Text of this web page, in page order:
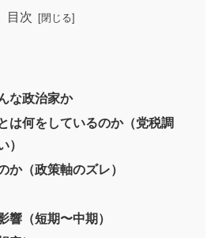
目次
な政治家か
は何をしているのか（党税調
）
か（政策軸のズレ）
響（短期〜中期）